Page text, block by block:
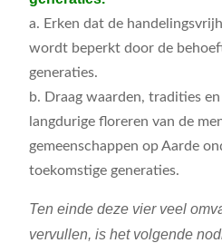
a. Erken dat de
wordt beperkt door de
generaties.
b. Draag waarden, tradities
langdurige floreren van de
gemeenschappen op Aarde
toekomstige generaties.
Ten einde deze vier veel
vervullen, is het volgende